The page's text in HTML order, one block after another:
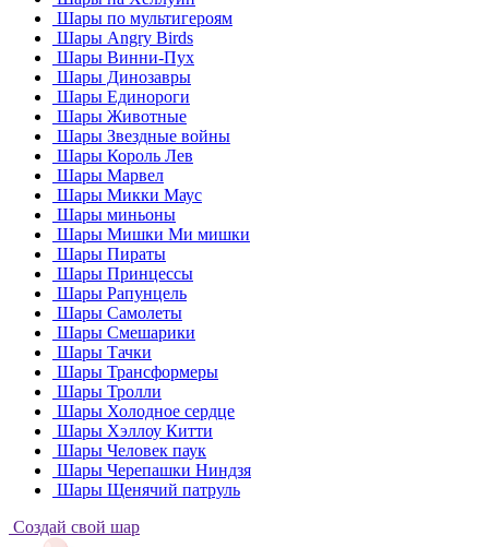
Шары по мультигероям
Шары Angry Birds
Шары Винни-Пух
Шары Динозавры
Шары Единороги
Шары Животные
Шары Звездные войны
Шары Король Лев
Шары Марвел
Шары Микки Маус
Шары миньоны
Шары Мишки Ми мишки
Шары Пираты
Шары Принцессы
Шары Рапунцель
Шары Самолеты
Шары Смешарики
Шары Тачки
Шары Трансформеры
Шары Тролли
Шары Холодное сердце
Шары Хэллоу Китти
Шары Человек паук
Шары Черепашки Ниндзя
Шары Щенячий патруль
Создай свой шар